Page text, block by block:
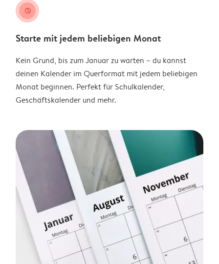
clock
Starte mit jedem beliebigen Monat
Kein Grund, bis zum Januar zu warten – du kannst
deinen Kalender im Querformat mit jedem beliebigen
Monat beginnen. Perfekt für Schulkalender,
Geschäftskalender und mehr.